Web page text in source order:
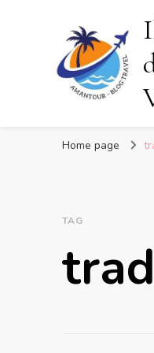
Home page
TAG